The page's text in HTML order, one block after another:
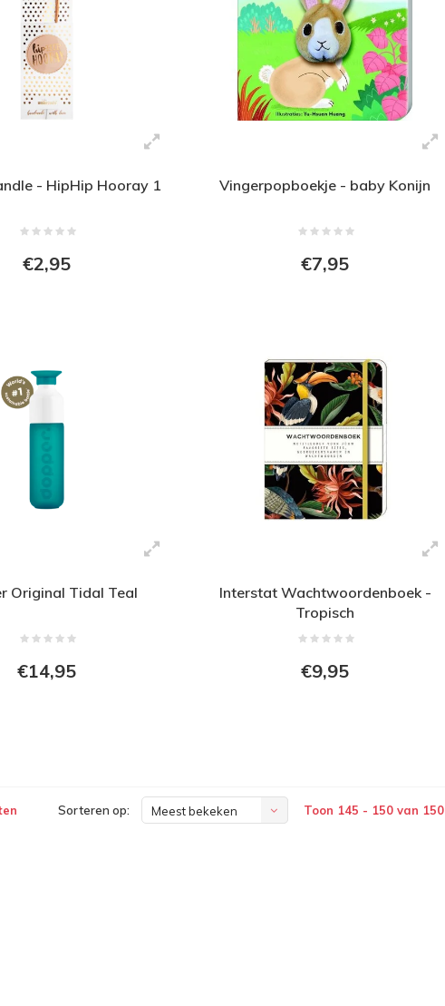
- HipHip Hooray 1
€2,95
Vingerpopboekje - baby Konijn
€7,95
Original Tidal Teal
€14,95
Interstat Wachtwoordenboek -
Tropisch
€9,95
Sorteren op: Meest bekeken Toon 145 - 150 van 150